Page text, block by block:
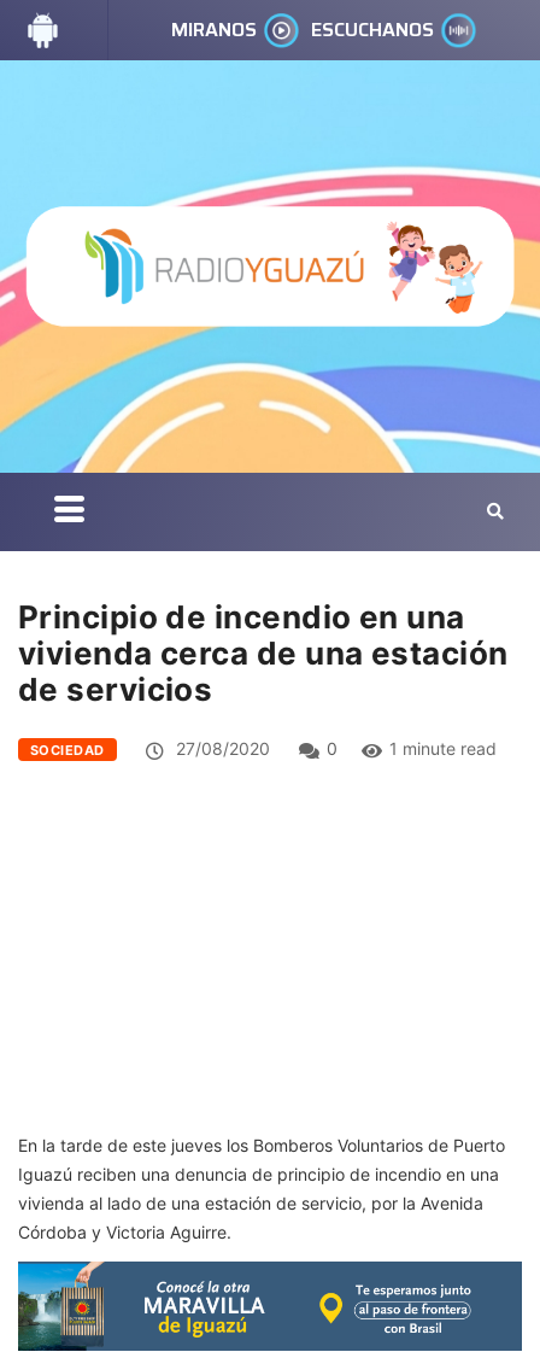
MIRANOS ESCUCHANOS
Principio de incendio en una
vivienda cerca de una estación
de servicios
SOCIEDAD 27/08/2020 0 1 minute read
En la tarde de este jueves los Bomberos Voluntarios de Puerto
Iguazú reciben una denuncia de principio de incendio en una
vivienda al lado de una estación de servicio, por la Avenida
Córdoba y Victoria Aguirre.